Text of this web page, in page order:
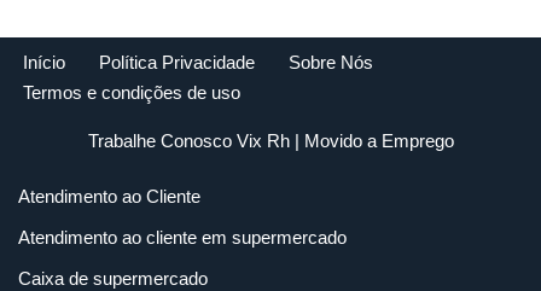
Início Política Privacidade
Sobre Nós
Termos e condições de uso
Trabalhe Conosco Vix Rh| Movido a Emprego
Atendimento ao Cliente
Atendimento ao cliente em supermercado
Caixa de supermercado